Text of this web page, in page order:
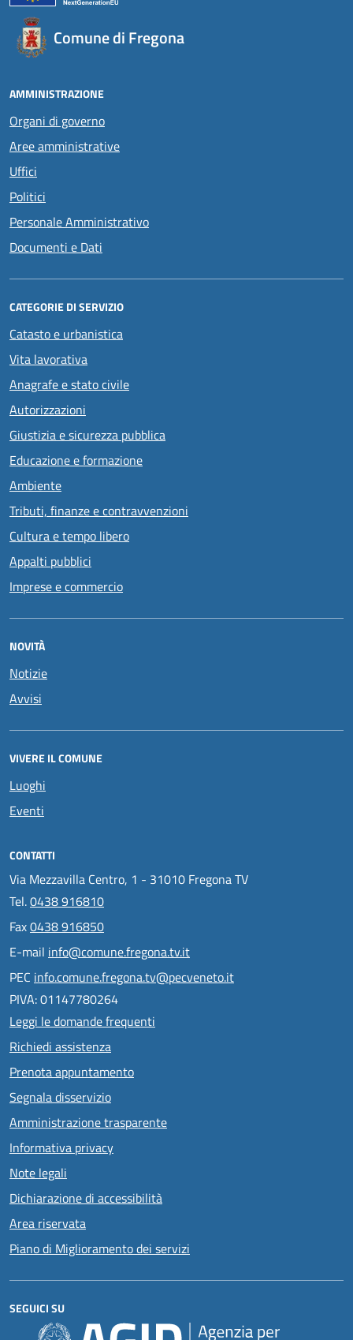
Comune di Fregona
AMMINISTRAZIONE
Organi di governo
Aree amministrative
Uffici
Politici
Personale Amministrativo
Documenti e Dati
CATEGORIE DI SERVIZIO
Catasto e urbanistica
Vita lavorativa
Anagrafe e stato civile
Autorizzazioni
Giustizia e sicurezza pubblica
Educazione e formazione
Ambiente
Tributi, finanze e contravvenzioni
Cultura e tempo libero
Appalti pubblici
Imprese e commercio
NOVITÀ
Notizie
Avvisi
VIVERE IL COMUNE
Luoghi
Eventi
CONTATTI
Via Mezzavilla Centro, 1 - 31010 Fregona TV
Tel.0438 916810
Fax0438 916850
E-mail info@comune.fregona.tv.it
PEC info.comune.fregona.tv@pecveneto.it
PIVA: 01147780264
Leggi le domande frequenti
Richiedi assistenza
Prenota appuntamento
Segnala disservizio
Amministrazione trasparente
Informativa privacy
Note legali
Dichiarazione di accessibilità
Area riservata
Piano di Miglioramento dei servizi
SEGUICI SU